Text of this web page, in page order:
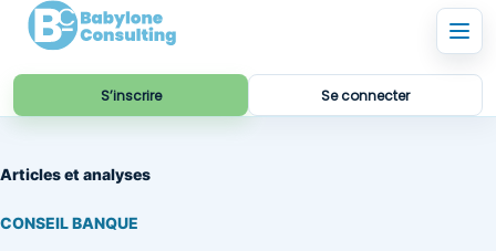
S’inscrire Se connecter
Articles et analyses
CONSEIL BANQUE